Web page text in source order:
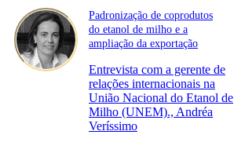
Padronização de coprodutos
do etanol de milho e a
ampliação da exportação
Entrevista com a gerente de
relações internacionais na
União Nacional do Etanol de
Milho (UNEM)., Andréa
Veríssimo